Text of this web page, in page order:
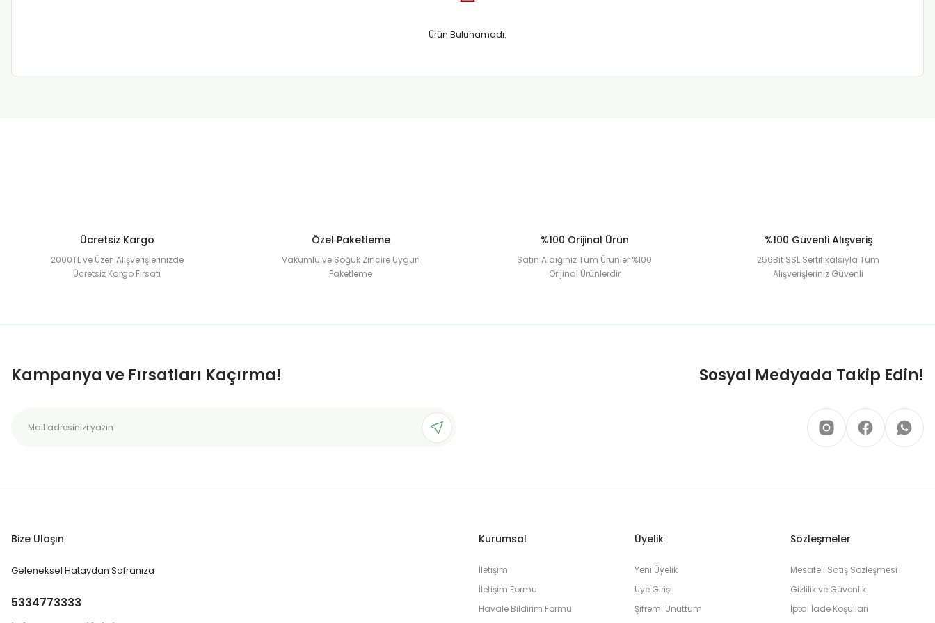
Ürün Bulunamadı.
Ücretsiz Kargo
2000TL ve Üzeri Alışverişlerinizde
Ücretsiz Kargo Fırsatı
Özel Paketleme
Vakumlu ve Soğuk Zincire Uygun
Paketleme
%100 Orijinal Ürün
Satın Aldığınız Tüm Ürünler %100
Orijinal Ürünlerdir
%100 Güvenli Alışveriş
256Bit SSL Sertifikalsıyla Tüm
Alışverişleriniz Güvenli
Kampanya ve Fırsatları Kaçırma! Sosyal Medyada Takip Edin!
Bize Ulaşın
Geleneksel Hataydan Sofranıza
5334773333
Kurumsal
İletişim
İletişim Formu
Havale Bildirim Formu
Üyelik
Yeni Üyelik
Üye Girişi
Şifremi Unuttum
Sözleşmeler
Mesafeli Satış Sözleşmesi
Gizlilik ve Güvenlik
İptal İade Koşullari